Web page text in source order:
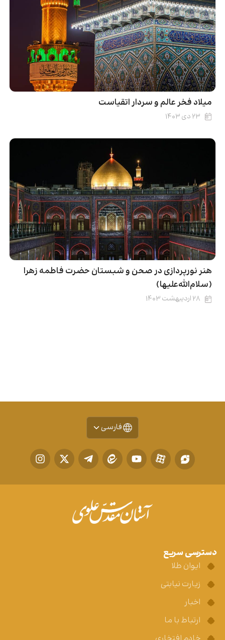
میلاد فخر عالم و سردار اتقیاست
۲۳ دی ۱۴۰۳
هنر نورپردازی در صحن و شبستان حضرت فاطمه زهرا
(سلام‌الله‌علیها)
۲۸ اردیبهشت ۱۴۰۳
فارسی
دسترسی سریع
ایوان طلا
زیارت نیابتی
اخبار
ارتباط با ما